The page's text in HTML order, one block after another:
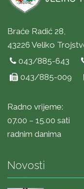
Braće Radić 28,
43226 Veliko
043/885-643
043/885-009
Radno vrijeme:
07.00 – 15.00 sati
radnim danima
Novosti